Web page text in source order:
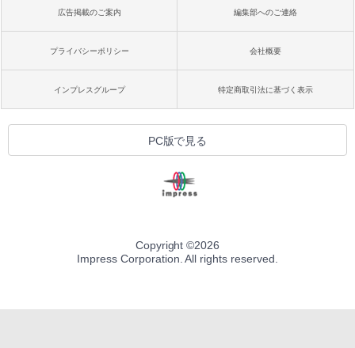
広告掲載のご案内 編集部へのご連絡
プライバシーポリシー 会社概要
インプレスグループ 特定商取引法に基づく表示
PC版で見る
Copyright ©2026
Impress Corporation. All rights reserved.